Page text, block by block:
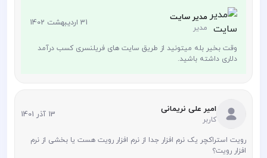
مدیر سایت
مدیر 31 اردیبهشت 1402
وقت بخیر بله میتونید از طریق سایت های فریلنسری کسب درآمد
دلاری داشته باشید.
امیر علی نریمانی
کاربر 13 آذر 1401
رویت استراکچر یک نرم افزار جدا از نرم افزار رویت هست یا بخشی از نرم
افزار رویت؟